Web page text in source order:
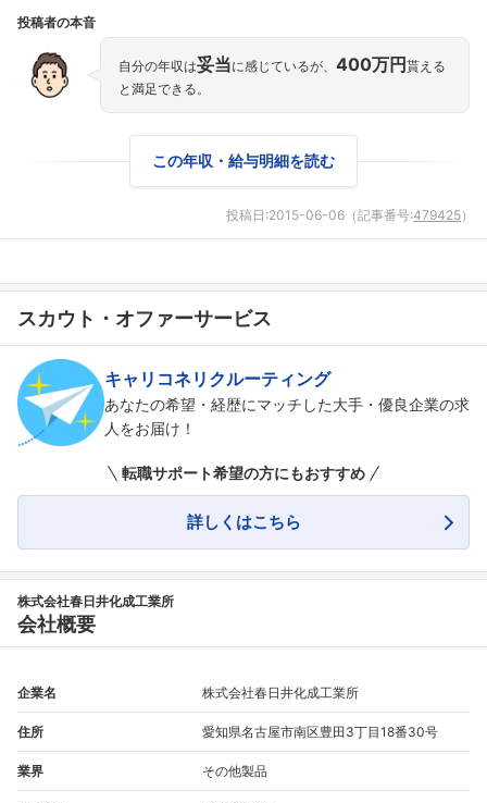
こちらの企業もフォローしませんか？
投稿者の本音
自分の年収は妥当に感じているが、 400万円 貰える
と満足できる。
この年収・給与明細を読む
投稿日:2015-06-06 （記事番号:479425）
スカウト・オファーサービス
キャリコネリクルーティング
あなたの希望・経歴にマッチした大手・優良企業の求
人をお届け！
転職サポート希望の方にもおすすめ
詳しくはこちら
株式会社春日井化成工業所
会社概要
企業名 株式会社春日井化成工業所
住所 愛知県名古屋市南区豊田3丁目18番30号
業界 その他製品